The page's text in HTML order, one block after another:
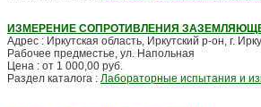
ИЗМЕРЕНИЕ СОПРОТИВЛЕНИЯ
Адрес : Иркутская область, Иркутский р-он, г.
Рабочее предместье, ул. Напольная
Цена : от 1 000,00 руб.
Раздел каталога : Лабораторные испытания и